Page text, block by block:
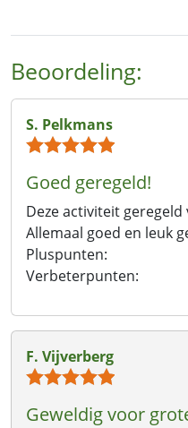
Beoordeling:
S. Pelkmans
Goed geregeld!
Deze activiteit
Allemaal goed en leuk
Pluspunten:
Verbeterpunten:
F. Vijverberg
Geweldig voor